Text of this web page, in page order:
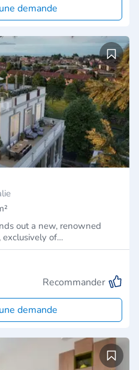
demande
out a new, renowned
exclusively of…
Recommander
demande